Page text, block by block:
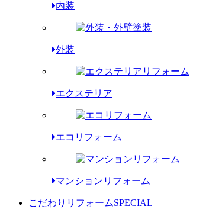
内装
外装
エクステリア
エコリフォーム
マンションリフォーム
こだわりリフォームSPECIAL